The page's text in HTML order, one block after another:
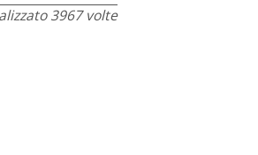
3967 volte